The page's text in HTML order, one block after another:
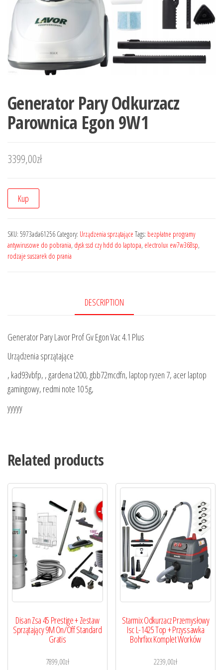
Generator Pary Odkurzacz
Parownica Egon 9W1
3399,00zł
Kup
SKU: 5973ada61256 Category: Urządzenia sprzątające Tags: bezpłatne programy
antywirusowe do pobrania, dysk ssd czy hdd do laptopa, electrolux ew7w368sp,
rodzaje suszarek do prania
DESCRIPTION
Generator Pary Lavor Prof Gv Egon Vac 4.1 Plus
Urządzenia sprzątające
, kad93vbfp, , gardena t200, gbb72mcdfn, laptop ryzen 7, acer laptop
gamingowy, redmi note 10 5g,
yyyyy
Related products
Disan Zsa 45 Prestige + Zestaw
Sprzątający 9M On/Off Standard
Gratis
7899,00zł
Starmix Odkurzacz Przemysłowy
Isc L-1425 Top + Przyssawka
Bohrfixx Komplet Worków
2239,00zł